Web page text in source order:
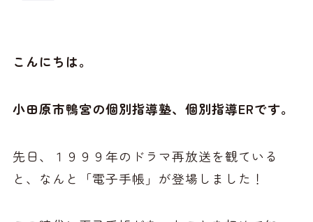
こんにちは。
小田原市鴨宮の個別指導塾、個別指導ERです。
先日、１９９９年のドラマ再放送を観ている
と、なんと「電子手帳」が登場しました！